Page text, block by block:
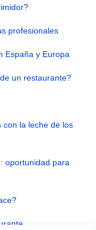
profesionales
España y Europa
un restaurante?
con la leche de los
oportunidad para